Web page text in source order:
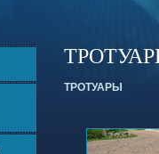
ТРОТУАРЫ